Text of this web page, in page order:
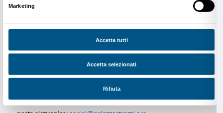
decisione di rimuovere un contenuto o di
e del rispetto dei principi di questa social media
: in caso di violazione, si procederà con la
contenuto o con l’applicazione di misure disciplinari
dell’utente responsabile, che possono includere
sospensione o, nei casi più gravi, ilbanpermanente